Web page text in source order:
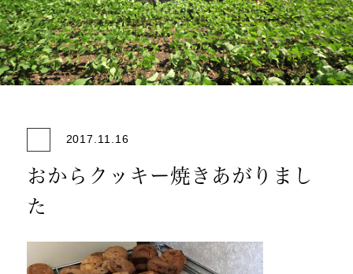
2017.11.16
おからクッキー焼きあがりまし
た